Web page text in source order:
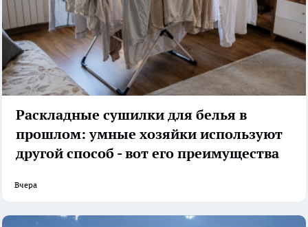
Раскладные сушилки для белья в
прошлом: умные хозяйки используют
другой способ - вот его преимущества
Вчера